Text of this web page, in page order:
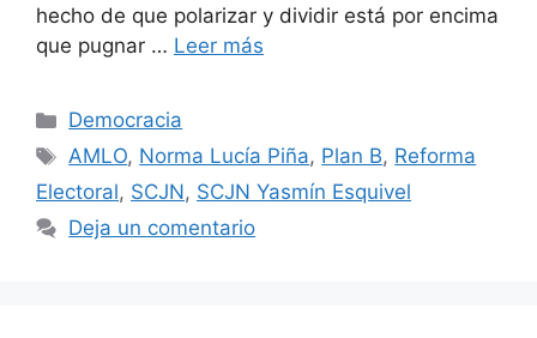
hecho de que polarizar y dividir está por encima
que pugnar … Leer más
Democracia
AMLO, Norma Lucía Piña, Plan B, Reforma
Electoral, SCJN, SCJN Yasmín Esquivel
Deja un comentario